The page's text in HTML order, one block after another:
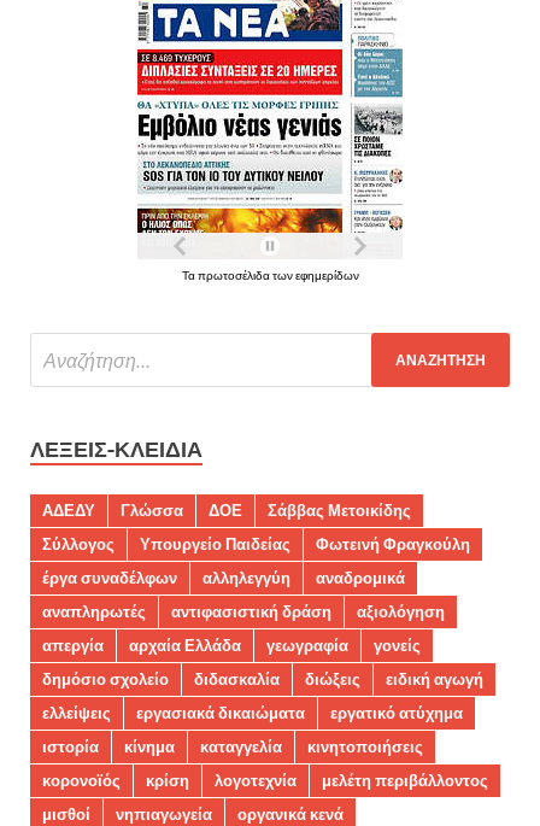
Τα πρωτοσέλιδα των εφημερίδων
ΛΈΞΕΙΣ-ΚΛΕΙΔΙΆ
ΑΔΕΔΥ Γλώσσα ΔΟΕ
Σάββας Μετοικίδης
Σύλλογος
Υπουργείο Παιδείας
Φωτεινή Φραγκούλη
έργα συναδέλφων
αλληλεγγύη
αναδρομικά
αναπληρωτές
αντιφασιστική δράση
αξιολόγηση
απεργία
αρχαία Ελλάδα γεωγραφία
γονείς
δημόσιο σχολείο
διδασκαλία διώξεις
ειδική αγωγή
ελλείψεις
εργασιακά δικαιώματα
εργατικό ατύχημα
ιστορία
κίνημα καταγγελία
κινητοποιήσεις
κορονοϊός
κρίση λογοτεχνία
μελέτη περιβάλλοντος
μισθοί
νηπιαγωγεία
οργανικά κενά